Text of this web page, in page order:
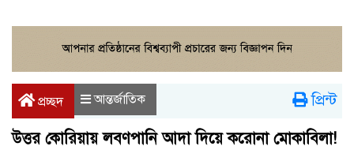
প্রচ্ছদ আন্তর্জাতিক প্রিন্ট
উত্তর কোরিয়ায় লবণপানি আদা দিয়ে করোনা মোকাবিলা!